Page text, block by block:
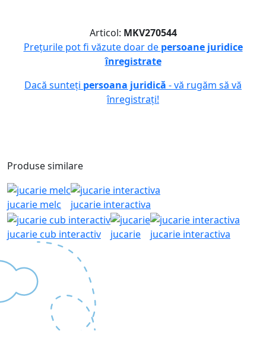
Articol: MKV270544
Prețurile pot fi văzute doar de persoane juridice
înregistrate
Dacă sunteți persoana juridică - vă rugăm să vă
înregistrați!
Produse similare
jucarie melc jucarie interactiva
jucarie cub interactiv jucarie jucarie interactiva